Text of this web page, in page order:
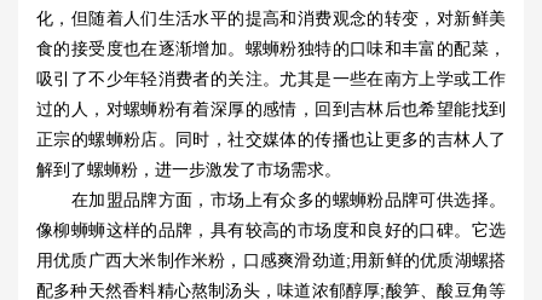
化，但随着人们生活水平的提高和消费观念的转变，对新鲜美
食的接受度也在逐渐增加。螺蛳粉独特的口味和丰富的配菜，
吸引了不少年轻消费者的关注。尤其是一些在南方上学或工作
过的人，对螺蛳粉有着深厚的感情，回到吉林后也希望能找到
正宗的螺蛳粉店。同时，社交媒体的传播也让更多的吉林人了
解到了螺蛳粉，进一步激发了市场需求。
在加盟品牌方面，市场上有众多的螺蛳粉品牌可供选择。
像柳蛳蛳这样的品牌，具有较高的市场度和良好的口碑。它选
用优质广西大米制作米粉，口感爽滑劲道;用新鲜的优质湖螺搭
配多种天然香料精心熬制汤头，味道浓郁醇厚;酸笋、酸豆角等